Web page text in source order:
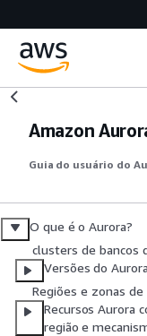
Amazon
Guia do usuário do
O que é o Aurora?
clusters de bancos
Versões do Aurora
Regiões e zonas
Recursos Aurora
região e